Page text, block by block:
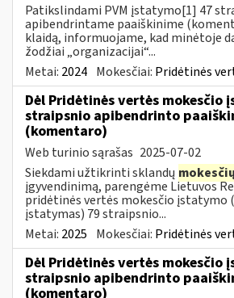
Patikslindami PVM įstatymo[1] 47
apibendrintame paaiškinime
klaidą, informuojame, kad minėtoje
žodžiai „organizacijai“...
Metai: 2024 Mokesčiai: Pridėtinės
Dėl Pridėtinės vertės mokesčio
straipsnio apibendrinto
(komentaro)
Web turinio sąrašas 2025-07-02
Siekdami užtikrinti sklandų mokesčių
įgyvendinimą, parengėme Lietuvos
pridėtinės vertės mokesčio įstatymo
įstatymas) 79 straipsnio...
Metai: 2025 Mokesčiai: Pridėtinės
Dėl Pridėtinės vertės mokesčio
straipsnio apibendrinto
(komentaro)